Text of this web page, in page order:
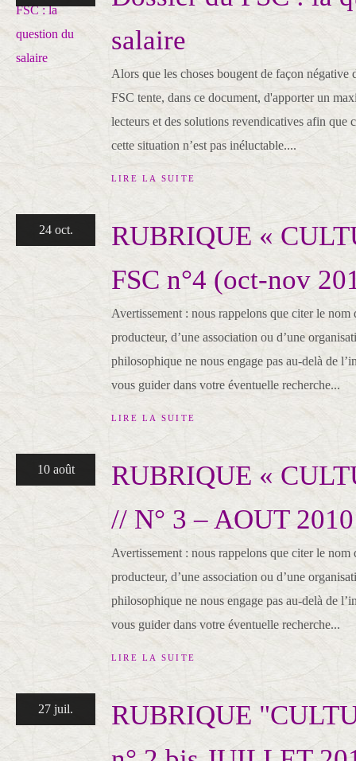
salaire
Alors que les choses bougent de façon négative
FSC tente, dans ce document, d'apporter un
lecteurs et des solutions revendicatives afin que
cette situation n’est pas inéluctable....
LIRE LA SUITE
24 oct.
RUBRIQUE «
FSC n°4 (oct-nov
Avertissement : nous rappelons que citer le nom
producteur, d’une association ou d’une
philosophique ne nous engage pas au-delà de
vous guider dans votre éventuelle recherche...
LIRE LA SUITE
10 août
RUBRIQUE «
// N° 3 – AOUT 2010
Avertissement : nous rappelons que citer le nom
producteur, d’une association ou d’une
philosophique ne nous engage pas au-delà de
vous guider dans votre éventuelle recherche...
LIRE LA SUITE
27 juil.
RUBRIQUE